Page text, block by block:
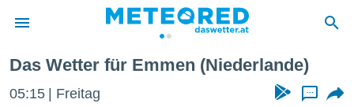
Das Wetter für Emmen (Niederlande)
05:15 Freitag ...